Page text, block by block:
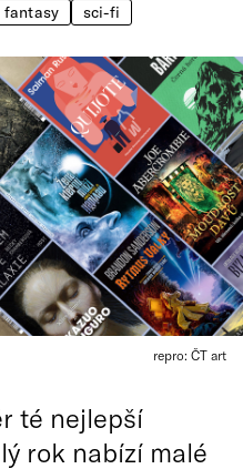
fantasy sci-fi
repro: ČT art
té nejlepší
rok nabízí malé